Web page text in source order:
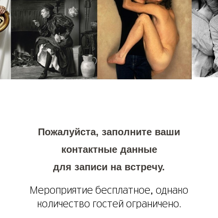
Пожалуйста, заполните ваши
контактные данные
для записи на встречу.
Мероприятие бесплатное, однако
количество гостей ограничено.